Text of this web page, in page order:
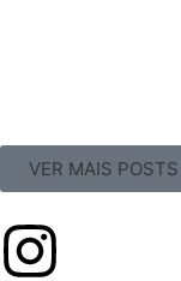
VER MAIS POSTS